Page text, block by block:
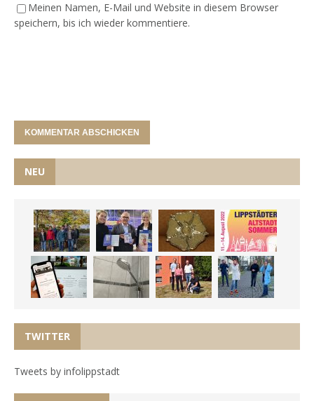
Meinen Namen, E-Mail und Website in diesem Browser
speichern, bis ich wieder kommentiere.
NEU
TWITTER
Tweets by infolippstadt